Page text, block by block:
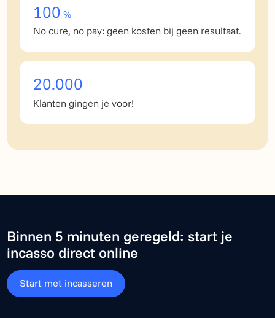
100 %
No cure, no pay: geen kosten bij geen resultaat.
20.000
Klanten gingen je voor!
Binnen 5 minuten geregeld: start je
incasso direct online
Start met incasseren